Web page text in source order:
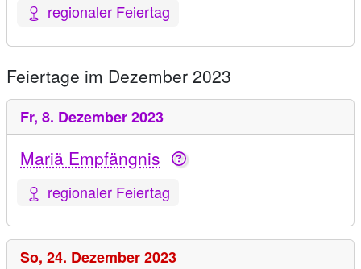
regionaler Feiertag
Feiertage im Dezember 2023
Fr, 8. Dezember 2023
Mariä Empfängnis
regionaler Feiertag
So, 24. Dezember 2023